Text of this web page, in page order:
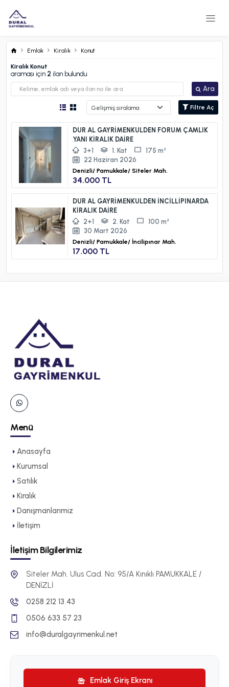
Emlak Kiralık Konut
Kiralık Konut
araması için 2 ilan bulundu
Ara
Filtre Aç
DUR AL GAYRİMENKULDEN FORUM ÇAMLIK
YANI KİRALIK DAİRE
3+1
1. Kat
175 m²
22 Haziran 2026
Denizli/ Pamukkale/ Siteler Mah.
34.000 TL
DUR AL GAYRİMENKULDEN İNCİLLİPINARDA
KİRALIK DAİRE
2+1
2. Kat
100 m²
30 Mart 2026
Denizli/ Pamukkale/ İncilipınar Mah.
17.000 TL
Menü
Anasayfa
Kurumsal
Satılık
Kiralık
Danışmanlarımız
İletişim
İletişim Bilgilerimiz
Siteler Mah. Ulus Cad. No: 95/A Kınıklı PAMUKKALE /
DENİZLİ
0258 212 13 43
0506 633 57 23
info@duralgayrimenkul.net
Emlak Giriş Ekranı